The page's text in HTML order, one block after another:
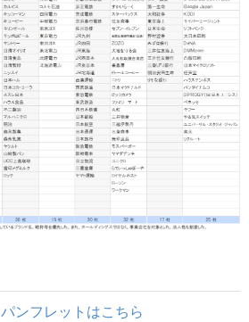
パンフレットはこちら